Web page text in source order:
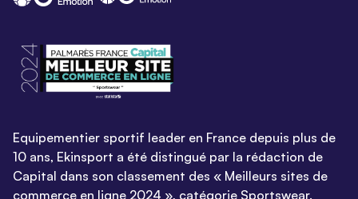
Equipementier sportif leader en France depuis plus de
10 ans, Ekinsport a été distingué par la rédaction de
Capital dans son classement des « Meilleurs sites de
commerce en ligne 2024 », catégorie Sportswear.